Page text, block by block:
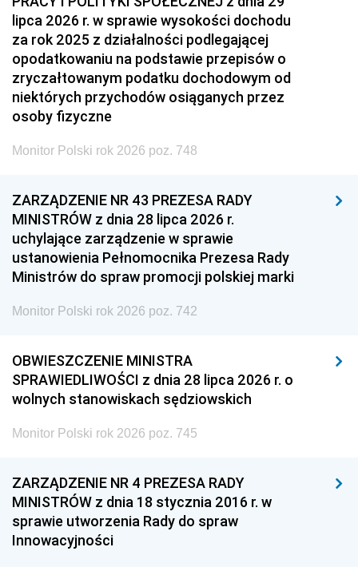
lipca 2026 r. w sprawie wysokości dochodu
za rok 2025 z działalności podlegającej
opodatkowaniu na podstawie przepisów o
zryczałtowanym podatku dochodowym od
niektórych przychodów osiąganych przez
osoby fizyczne
Monitor Polski rok 2026 poz. 748
ZARZĄDZENIE NR 43 PREZESA RADY
MINISTRÓW z dnia 28 lipca 2026 r.
uchylające zarządzenie w sprawie
ustanowienia Pełnomocnika Prezesa Rady
Ministrów do spraw promocji polskiej marki
Monitor Polski rok 2026 poz. 742
OBWIESZCZENIE MINISTRA
SPRAWIEDLIWOŚCI z dnia 28 lipca 2026 r. o
wolnych stanowiskach sędziowskich
Monitor Polski rok 2026 poz. 745
ZARZĄDZENIE NR 4 PREZESA RADY
MINISTRÓW z dnia 18 stycznia 2016 r. w
sprawie utworzenia Rady do spraw
Innowacyjności